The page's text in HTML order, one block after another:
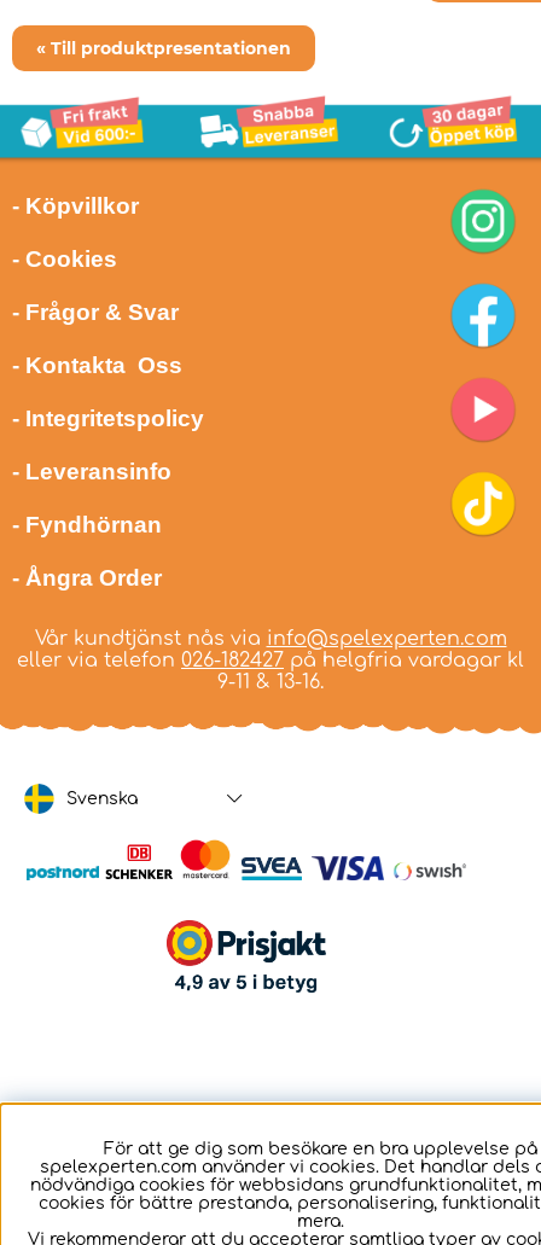
« Till produktpresentationen
- Köpvillkor
- Cookies
- Frågor & Svar
- Kontakta Oss
- Integritetspolicy
- Leveransinfo
- Fyndhörnan
- Ångra Order
Vår kundtjänst nås via info@spelexperten.com
eller via telefon 026-182427 på helgfria vardagar kl
9-11 & 13-16.
Svenska
För att ge dig som besökare en bra upplevelse på
spelexperten.com använder vi cookies. Det handlar dels
nödvändiga cookies för webbsidans grundfunktionalitet,
cookies för bättre prestanda, personalisering,
mera.
Vi rekommenderar att du accepterar samtliga typer av